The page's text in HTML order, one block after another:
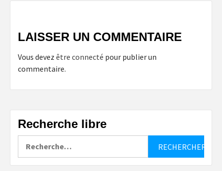
LAISSER UN COMMENTAIRE
Vous devez être connecté pour publier un
commentaire.
Recherche libre